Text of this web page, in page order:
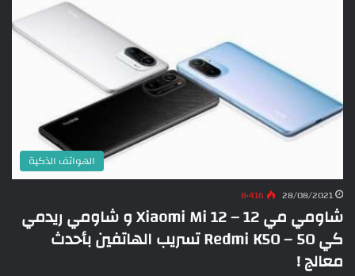
الهواتف الذكية
28/08/2021 8٬416
شاومي مي 12 – Xiaomi Mi 12 و شاومي ريدمي
كي 50 – Redmi K50 تسريب الهاتفين بأحدث
معالج !